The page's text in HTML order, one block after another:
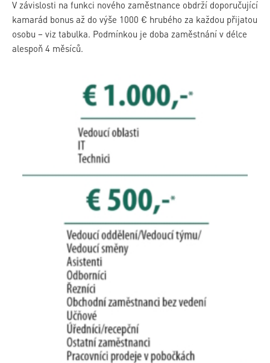
V závislosti na funkci nového zaměstnance obdrží doporučující
kamarád bonus až do výše 1000 € hrubého za každou přijatou
osobu – viz tabulka. Podmínkou je doba zaměstnání v délce
alespoň 4 měsíců.